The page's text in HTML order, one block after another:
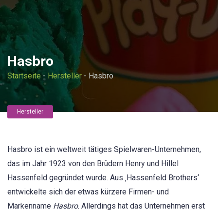
Hasbro
Startseite - Hersteller - Hasbro
Hersteller
Hasbro ist ein weltweit tätiges Spielwaren-Unternehmen,
das im Jahr 1923 von den Brüdern Henry und Hillel
Hassenfeld gegründet wurde. Aus ‚Hassenfeld Brothers‘
entwickelte sich der etwas kürzere Firmen- und
Markenname Hasbro. Allerdings hat das Unternehmen erst